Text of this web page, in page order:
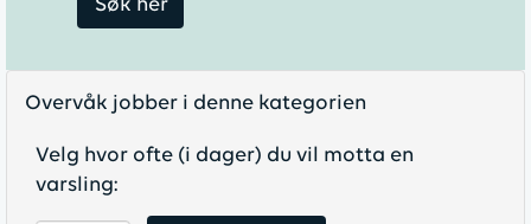
Overvåk jobber i denne kategorien
Velg hvor ofte (i dager) du vil motta en
varsling: